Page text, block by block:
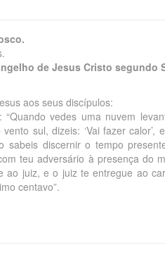
de Jesus Cristo segundo
aos seus discípulos:
vedes uma nuvem
sul, dizeis: ‘Vai fazer calor’,
sabeis discernir o tempo
teu adversário à presença do
ao juiz, e o juiz te entregue ao
centavo”.